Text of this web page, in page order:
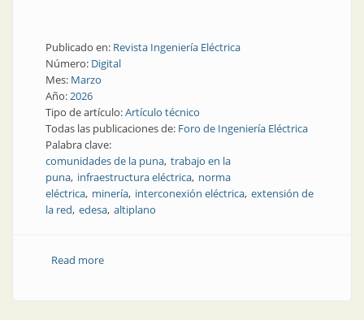
Publicado en: Revista Ingeniería Eléctrica
Número: Digital
Mes: Marzo
Año:2026
Tipo de artículo:Artículo técnico
Todas las publicaciones de: Foro de Ingeniería Eléctrica
Palabra clave:
comunidades de la puna trabajo en la
puna infraestructura eléctrica norma
eléctrica minería interconexión eléctrica extensión de
la red edesa altiplano
Read moreabout Desafíos regulatorios y de recursos humanos